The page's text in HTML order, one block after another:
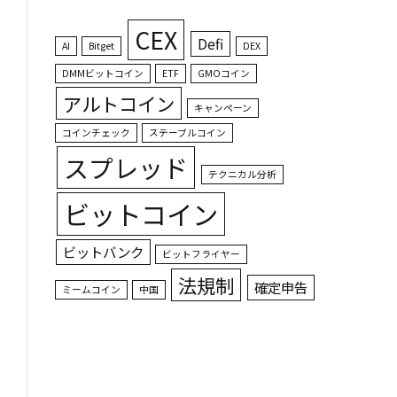
AI Bitget CEX Defi DEX
DMMビットコイン ETF GMOコイン
アルトコイン
キャンペーン
コインチェック
ステーブルコイン
スプレッド テクニカル分析
ビットコイン
ビットバンク ビットフライヤー
ミームコイン 中国 法規制 確定申告